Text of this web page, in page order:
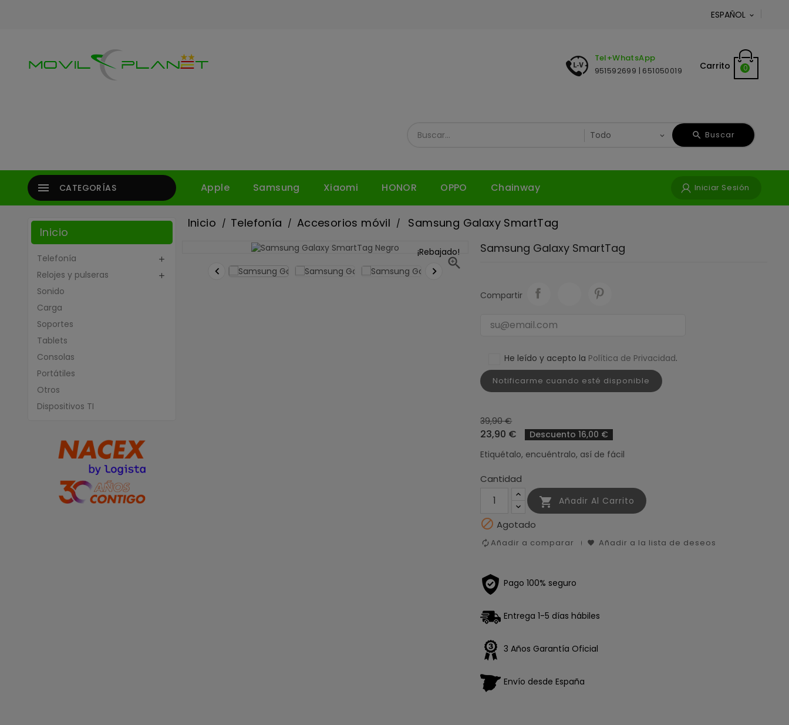
ESPAÑOL 
Carrito 0
Tel+WhatsApp
951592699 | 651050019
Buscar
Apple Samsung Xiaomi HONOR OPPO Chainway Iniciar Sesión
CATEGORÍAS

Inicio
Telefonía 
Relojes y pulseras 
Sonido
Carga
Soportes
Tablets
Consolas
Portátiles
Otros
Dispositivos TI
Inicio Telefonía Accesorios móvil Samsung Galaxy SmartTag
¡Rebajado!

 
Samsung Galaxy SmartTag
Compartir
He leído y acepto la Política de Privacidad.
Notificarme cuando esté disponible
39,90 €
23,90 €
Descuento 16,00 €
Etiquétalo, encuéntralo, así de fácil
Cantidad
 Añadir Al Carrito
 Agotado
Añadir a comparar Añadir a la lista de deseos
Pago 100% seguro
Entrega 1-5 días hábiles
3 Años Garantía Oficial
Envío desde España